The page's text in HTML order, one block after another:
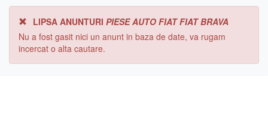
LIPSA ANUNTURI PIESE AUTO FIAT FIAT BRAVA
Nu a fost gasit nici un anunt in baza de date, va rugam
incercat o alta cautare.